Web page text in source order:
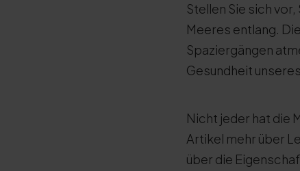
Stellen Sie sich
Meeres entlang.
Spaziergängen
Gesundheit
Nicht jeder hat die
Artikel mehr über
über die